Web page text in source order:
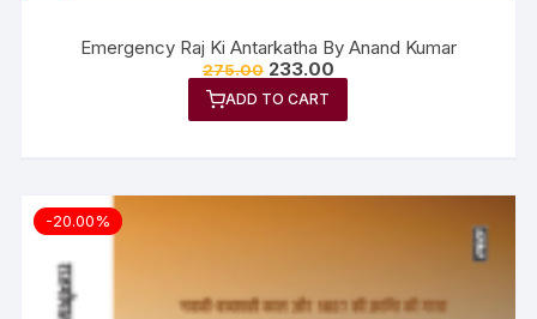
Emergency Raj Ki Antarkatha By Anand Kumar
275.00 233.00
ADD TO CART
-20.00%